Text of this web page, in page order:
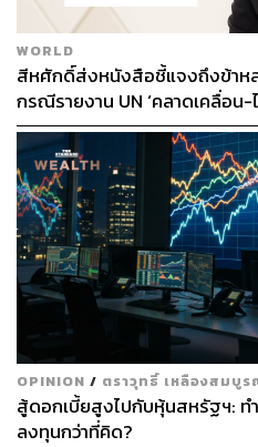
WORLD
สีหศักดิ์ส่งหนังสือชี้แจงถึงข้าห
กรณีรายงาน UN ‘คลาดเคลื่อน-
OPINION / ตราวุทธิ์ เหลืองสมบู
สู้ดอกเบี้ยสูงไปกับหุ้นสหรัฐฯ: ท
ลงทุนกว่าที่คิด?